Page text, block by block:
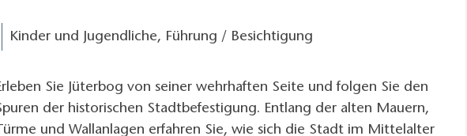
Kinder und Jugendliche, Führung / Besichtigung
Sie Jüterbog von seiner wehrhaften Seite und folgen Sie den
der historischen Stadtbefestigung. Entlang der alten Mauern,
und Wallanlagen erfahren Sie, wie sich die Stadt im Mittelalter